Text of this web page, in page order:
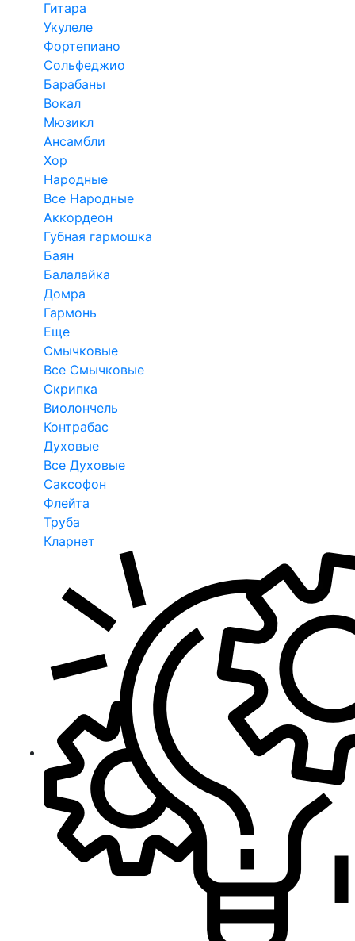
Гитара
Укулеле
Фортепиано
Сольфеджио
Барабаны
Вокал
Мюзикл
Ансамбли
Хор
Народные
Все Народные
Аккордеон
Губная гармошка
Баян
Балалайка
Домра
Гармонь
Еще
Смычковые
Все Смычковые
Скрипка
Виолончель
Контрабас
Духовые
Все Духовые
Саксофон
Флейта
Труба
Кларнет